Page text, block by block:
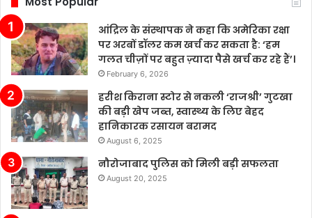
हालांकि
उद्योग
में
कई
चुनौतियाँ
हैं।
चीन
के
बढ़ते
में
टेस्ला
की
बिक्री
आंद्रिल के संस्थापक ने कहा कि अमेरिका रक्षा
पर अरबों डॉलर कम खर्च कर सकता है: ‘हम
गलत चीज़ों पर बहुत ज़्यादा पैसे खर्च कर रहे हैं’।
February 6, 2026
हरीश किराना स्टोर से नकली ‘राजश्री’ गुटखा
की बड़ी खेप जब्त, स्वास्थ्य के लिए बेहद
हानिकारक रसायन बरामद
August 6, 2025
नौरोजाबाद पुलिस को मिली बड़ी सफलता
August 20, 2025